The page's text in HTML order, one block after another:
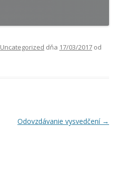
Uncategorized dňa 17/03/2017 od
Odovzdávanie vysvedčení →